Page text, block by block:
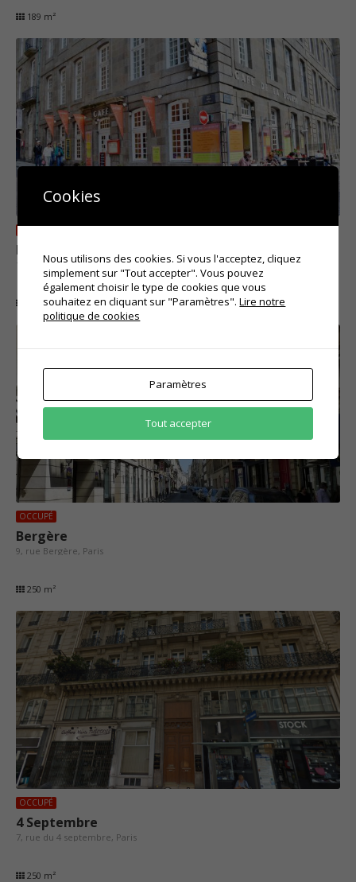
189 m²
Bourse
1, rue de la Bourse, Paris
100 m²
OCCUPÉ
Bergère
9, rue Bergère, Paris
250 m²
OCCUPÉ
4 Septembre
7, rue du 4 septembre, Paris
250 m²
Cookies
Nous utilisons des cookies. Si vous l'acceptez, cliquez
simplement sur "Tout accepter". Vous pouvez
également choisir le type de cookies que vous
souhaitez en cliquant sur "Paramètres".Lire notre
politique de cookies
Paramètres
Tout accepter